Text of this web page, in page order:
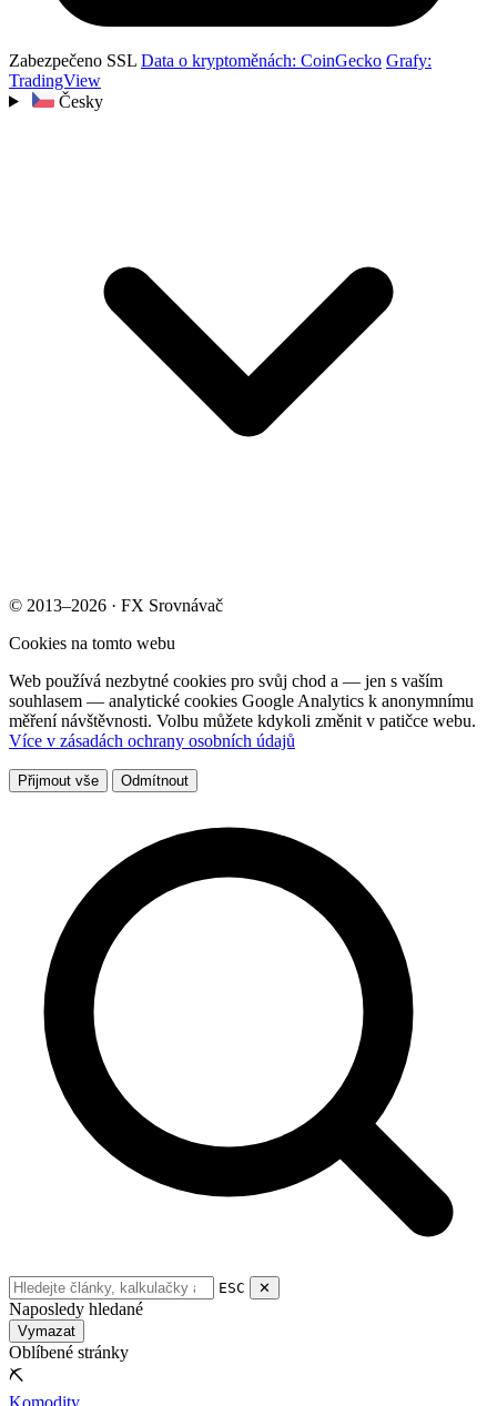
Zabezpečeno SSL Data o kryptoměnách: CoinGecko Grafy:
TradingView
Česky
© 2013–2026 · FX Srovnávač
Cookies na tomto webu
Web používá nezbytné cookies pro svůj chod a — jen s vaším
souhlasem — analytické cookies Google Analytics k anonymnímu
měření návštěvnosti. Volbu můžete kdykoli změnit v patičce webu.
Více v zásadách ochrany osobních údajů
Přijmout vše Odmítnout
ESC ✕
Naposledy hledané
Vymazat
Oblíbené stránky
⛏
Komodity